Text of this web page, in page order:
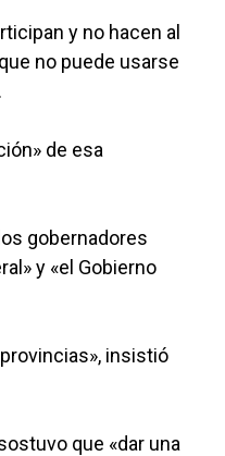
y no hacen al
no puede usarse
de esa
gobernadores
y «el Gobierno
insistió
que «dar una